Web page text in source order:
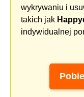
wykrywaniu i
takich jak
indywidualnej